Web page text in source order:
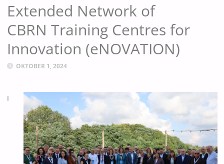
Extended Network of
CBRN Training Centres for
Innovation (eNOVATION)
OKTOBER 1, 2024
I